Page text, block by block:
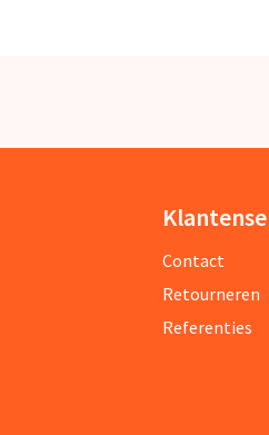
Contact
Retourneren
Referenties